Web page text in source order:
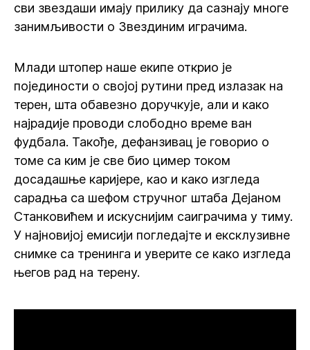
сви звездаши имају прилику да сазнају многе
занимљивости о Звездиним играчима.
Млади штопер наше екипе открио је
појединости о својој рутини пред излазак на
терен, шта обавезно доручкује, али и како
најрадије проводи слободно време ван
фудбала. Такође, дефанзивац је говорио о
томе са ким је све био цимер током
досадашње каријере, као и како изгледа
сарадња са шефом стручног штаба Дејаном
Станковићем и искуснијим саиграчима у тиму.
У најновијој емисији погледајте и ексклузивне
снимке са тренинга и уверите се како изгледа
његов рад на терену.